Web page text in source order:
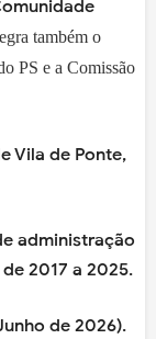
também o
PS e a Comissão
Vila de Ponte,
administração
2017 a 2025.
de 2026).